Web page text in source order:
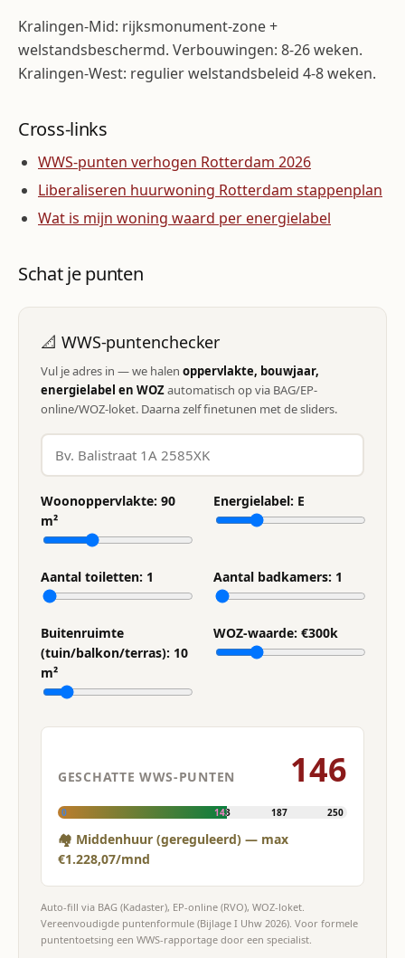
Kralingen-Mid: rijksmonument-zone +
welstandsbeschermd. Verbouwingen: 8-26 weken.
Kralingen-West: regulier welstandsbeleid 4-8 weken.
Cross-links
WWS-punten verhogen Rotterdam 2026
Liberaliseren huurwoning Rotterdam stappenplan
Wat is mijn woning waard per energielabel
Schat je punten
📐 WWS-puntenchecker
Vul je adres in — we halen oppervlakte, bouwjaar,
energielabel en WOZautomatisch op via BAG/EP-
online/WOZ-loket. Daarna zelf finetunen met de sliders.
Woonoppervlakte: 90
m²
Energielabel: E
Aantal toiletten: 1 Aantal badkamers: 1
Buitenruimte
(tuin/balkon/terras): 10
m²
WOZ-waarde: €300k
GESCHATTE WWS-PUNTEN 146
0 143 187 250
🏘 Middenhuur (gereguleerd) — max
€1.228,07/mnd
Auto-fill via BAG (Kadaster), EP-online (RVO), WOZ-loket.
Vereenvoudigde puntenformule (Bijlage I Uhw 2026). Voor formele
puntentoetsing een WWS-rapportage door een specialist.